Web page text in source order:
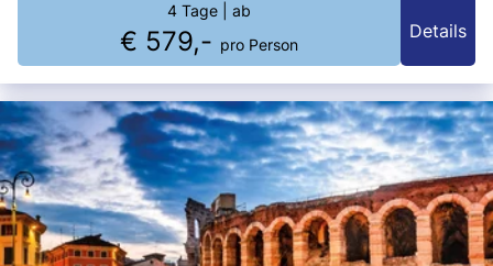
4 Tage | ab
€ 579,- pro Person
Details